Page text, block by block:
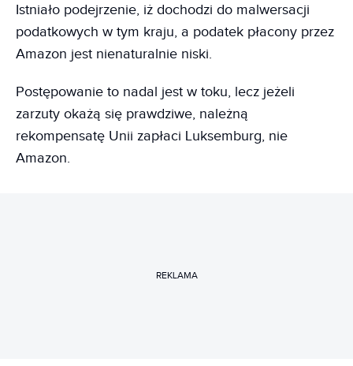
Istniało podejrzenie, iż dochodzi do malwersacji
podatkowych w tym kraju, a podatek płacony przez
Amazon jest nienaturalnie niski.
Postępowanie to nadal jest w toku, lecz jeżeli
zarzuty okażą się prawdziwe, należną
rekompensatę Unii zapłaci Luksemburg, nie
Amazon.
REKLAMA